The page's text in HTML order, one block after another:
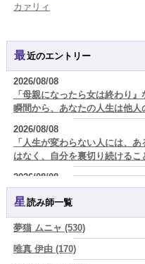
カァリィ
最近のエントリー
2026/08/08
「母親になったら女は終わり
瞬間から、あなたの人生は他人
2026/08/08
「人生が変わらない人には、
はなく、自分を裏切り続けるこ
2026/08/08
生きづらさと恋愛の悩みを繰り
真寿の開運Cooking 鮭が教え
(プラタ 真寿)
星読み師一覧
夢猫 ムニャ (530)
唯真 伊由 (170)